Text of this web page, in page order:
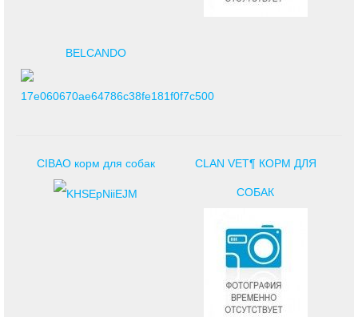
BELCANDO
CIBAO корм для собак CLAN VET¶ КОРМ ДЛЯ
СОБАК